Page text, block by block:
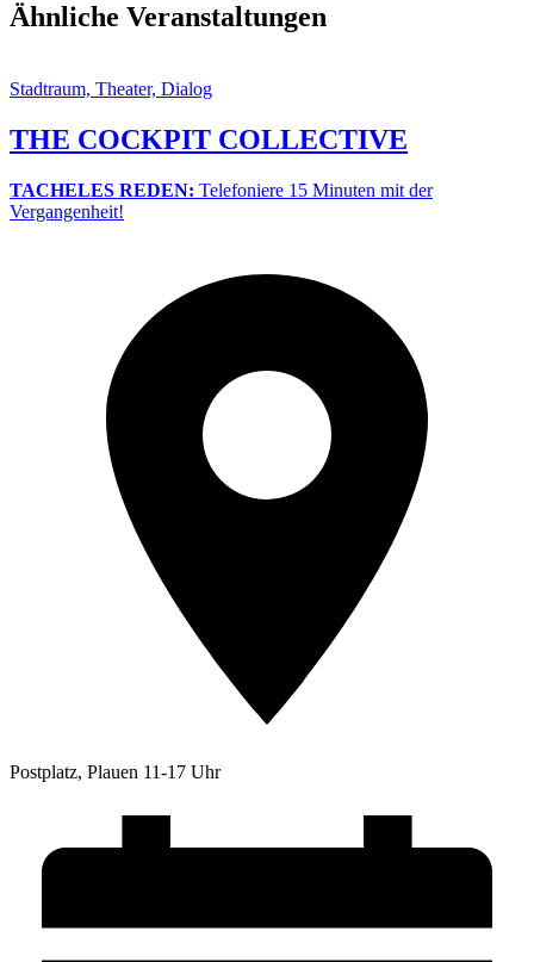
Ähnliche Veranstaltungen
Stadtraum, Theater, Dialog
THE COCKPIT COLLECTIVE
TACHELES REDEN: Telefoniere 15 Minuten mit der
Vergangenheit!
Postplatz, Plauen 11-17 Uhr